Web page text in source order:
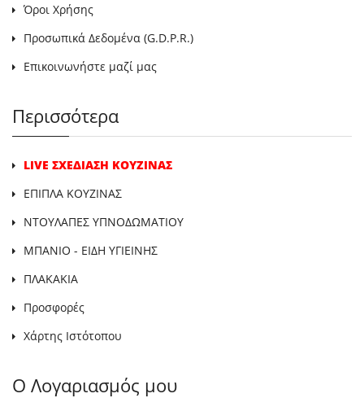
Όροι Χρήσης
Προσωπικά Δεδομένα (G.D.P.R.)
Επικοινωνήστε μαζί μας
Περισσότερα
LIVE ΣΧΕΔΙΑΣΗ ΚΟΥΖΙΝΑΣ
ΕΠΙΠΛΑ ΚΟΥΖΙΝΑΣ
ΝΤΟΥΛΑΠΕΣ ΥΠΝΟΔΩΜΑΤΙΟΥ
ΜΠΑΝΙΟ - ΕΙΔΗ ΥΓΙΕΙΝΗΣ
ΠΛΑΚΑΚΙΑ
Προσφορές
Χάρτης Ιστότοπου
Ο Λογαριασμός μου